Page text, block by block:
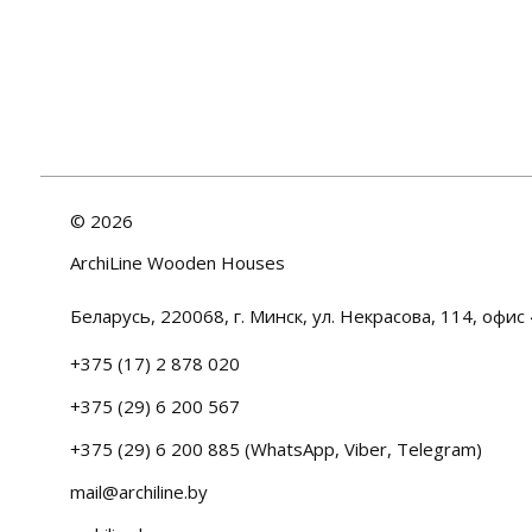
© 2026
ArchiLine Wooden Houses
Беларусь, 220068, г. Минск, ул. Некрасова, 114, офис
+375 (17) 2 878 020
+375 (29) 6 200 567
+375 (29) 6 200 885 (WhatsApp, Viber, Telegram)
mail@archiline.by